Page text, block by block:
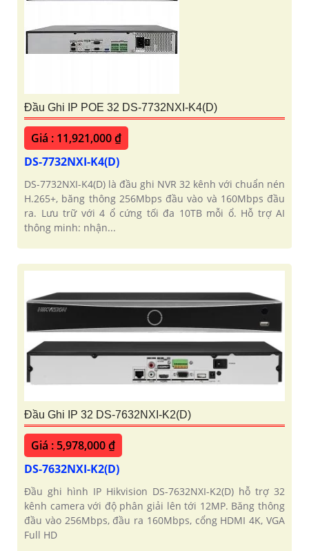
Đầu Ghi IP POE 32 DS-7732NXI-K4(D)
Giá : 11,921,000 ₫
DS-7732NXI-K4(D)
DS-7732NXI-K4(D) là đầu ghi NVR 32 kênh với chuẩn nén
H.265+, băng thông 256Mbps đầu vào và 160Mbps đầu
ra. Lưu trữ với 4 ổ cứng tối đa 10TB mỗi ổ. Hỗ trợ AI
thông minh: nhận...
Đầu Ghi IP 32 DS-7632NXI-K2(D)
Giá : 5,978,000 ₫
DS-7632NXI-K2(D)
Đầu ghi hình IP Hikvision DS-7632NXI-K2(D) hỗ trợ 32
kênh camera với độ phân giải lên tới 12MP. Băng thông
đầu vào 256Mbps, đầu ra 160Mbps, cổng HDMI 4K, VGA
Full HD